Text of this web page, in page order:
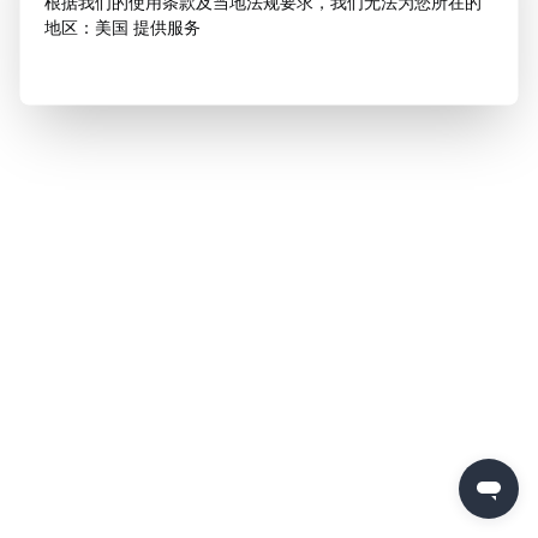
地区：美国 提供服务